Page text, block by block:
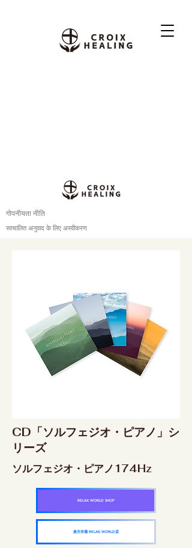
गोपनीयता नीति
स्वचालित अनुवाद के लिए अस्वीकरण
CD「ソルフェジオ・ピアノ」シ
リーズ
ソルフェジオ・ピアノ174Hz
RELAX WORLD SHOP
楽天市場 RELAX WORLD店